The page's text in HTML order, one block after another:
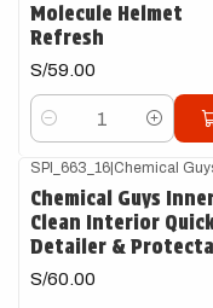
Molecule Helmet
Refresh
S/59.00
Cantidad
SPI_663_16|Chemical
Chemical Guys
Clean Interior
Detailer &
S/60.00